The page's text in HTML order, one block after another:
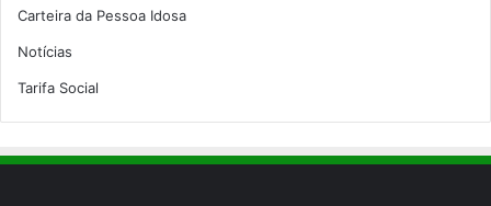
Carteira da Pessoa Idosa
Notícias
Tarifa Social